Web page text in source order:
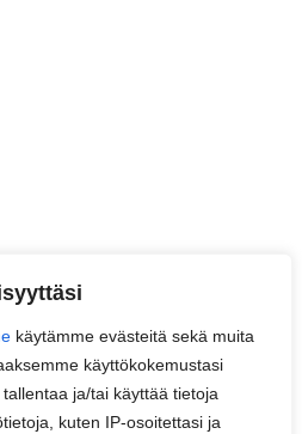
käytämme evästeitä sekä muita
käyttökokemustasi
ja/tai käyttää tietoja
kuten IP-osoitettasi ja